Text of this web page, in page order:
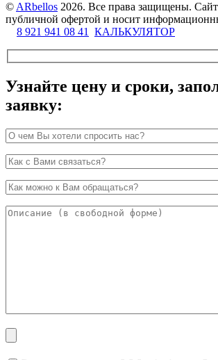
© ARbellos 2026. Все права защищены. Сайт
публичной офертой и носит
8 921 941 08 41
КАЛЬКУЛЯТОР
Узнайте цену и сроки,
заявку: